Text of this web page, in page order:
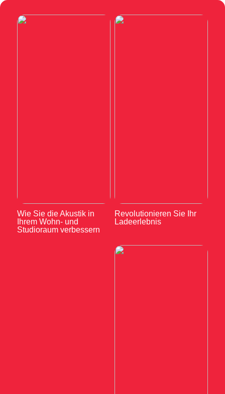
Wie Sie die Akustik in
Ihrem Wohn- und
Studioraum verbessern
Revolutionieren Sie Ihr
Ladeerlebnis